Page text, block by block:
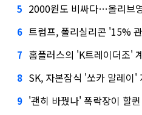
5 2000원도 비싸다…올리브영,
6 트럼프, 폴리실리콘 '15% 관세'
7 홈플러스의 'K트레이더조'
8 SK, 자본잠식 '쏘카 말레이'
9 '괜히 바꿨나' 폭락장이 할퀸